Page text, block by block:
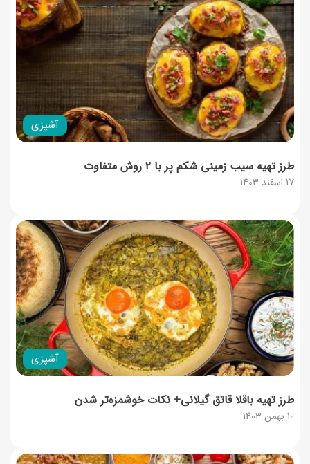
آشپزی
17 اسفند 1403
طرز تهیه سیب زمینی شکم پر با ۲ روش متفاوت
آشپزی
10 بهمن 1403
طرز تهیه باقلا قاتق گیلانی+ نکات خوشمزه‌تر شدن